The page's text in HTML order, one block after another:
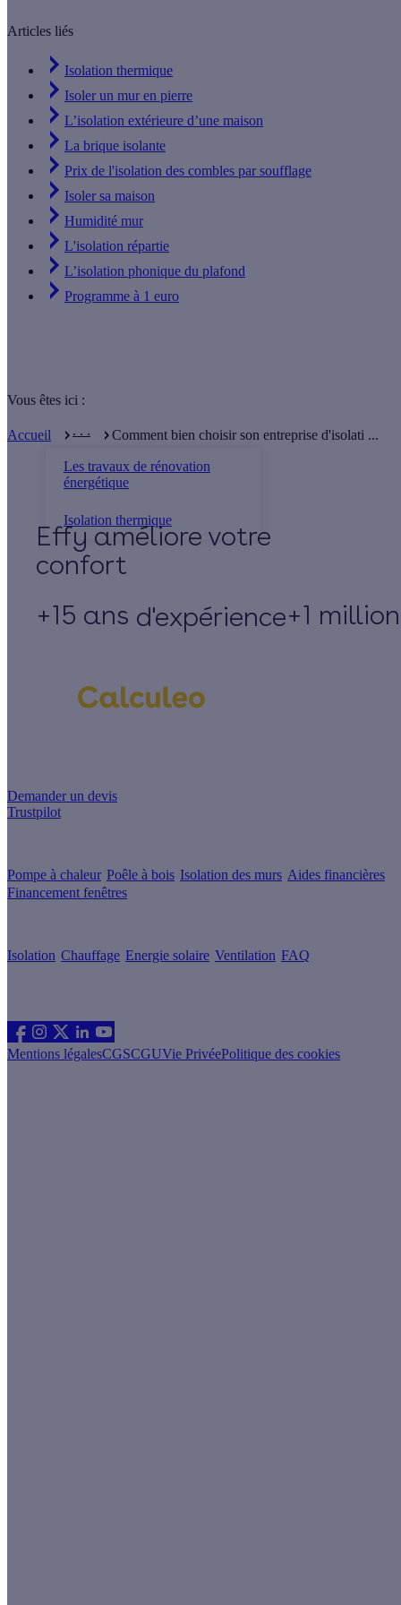
Articles liés
Isolation thermique
Isoler un mur en pierre
L’isolation extérieure d’une maison
La brique isolante
Prix de l'isolation des combles par soufflage
Isoler sa maison
Humidité mur
L'isolation répartie
L’isolation phonique du plafond
Programme à 1 euro
Vous êtes ici :
Accueil . . .
Les travaux de rénovation
énergétique
Isolation thermique
Comment bien choisir son entreprise d'isolati ...
Effy
+15 ans d'expérience+1
Demander un devis
Trustpilot
Pompe à chaleur Poêle à bois Isolation des murs Aides financières
Financement fenêtres
Isolation Chauffage Energie solaire Ventilation FAQ
Mentions légalesCGSCGUVie PrivéePolitique des cookies